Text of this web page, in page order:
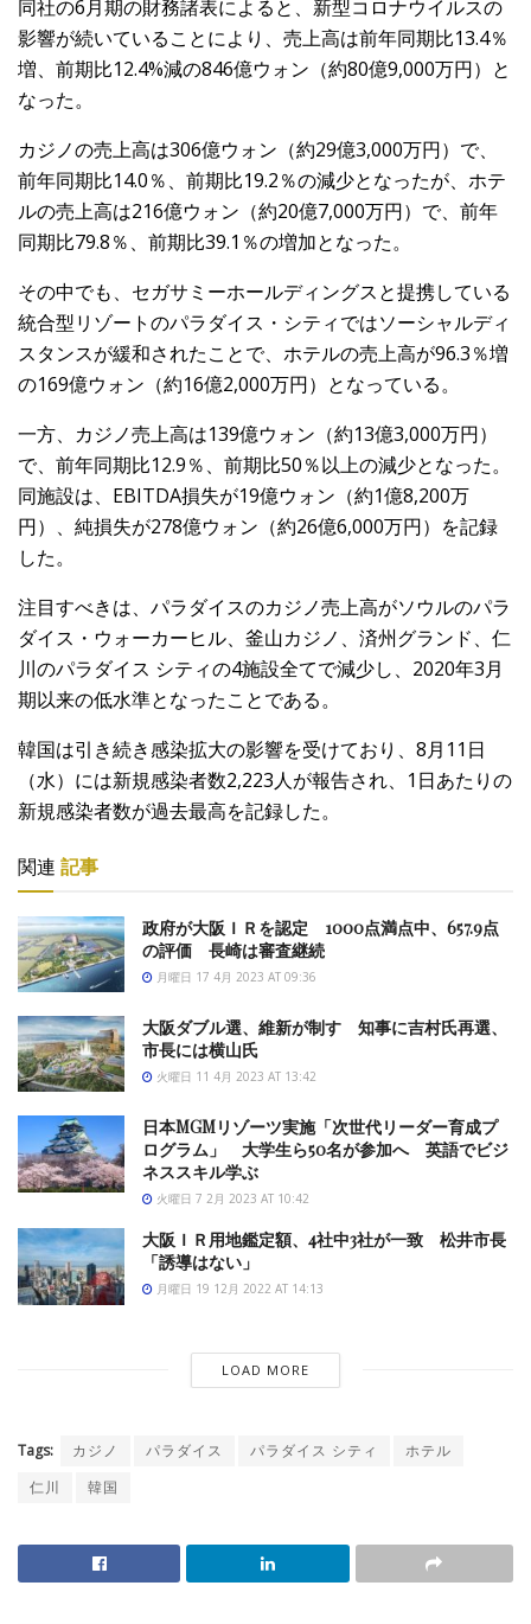
同社の6月期の財務諸表によると、新型コロナウイルスの
影響が続いていることにより、売上高は前年同期比13.4％
増、前期比12.4%減の846億ウォン（約80億9,000万円）と
なった。
カジノの売上高は306億ウォン（約29億3,000万円）で、
前年同期比14.0％、前期比19.2％の減少となったが、ホテ
ルの売上高は216億ウォン（約20億7,000万円）で、前年
同期比79.8％、前期比39.1％の増加となった。
その中でも、セガサミーホールディングスと提携している
統合型リゾートのパラダイス・シティではソーシャルディ
スタンスが緩和されたことで、ホテルの売上高が96.3％増
の169億ウォン（約16億2,000万円）となっている。
一方、カジノ売上高は139億ウォン（約13億3,000万円）
で、前年同期比12.9％、前期比50％以上の減少となった。
同施設は、EBITDA損失が19億ウォン（約1億8,200万
円）、純損失が278億ウォン（約26億6,000万円）を記録
した。
注目すべきは、パラダイスのカジノ売上高がソウルのパラ
ダイス・ウォーカーヒル、釜山カジノ、済州グランド、仁
川のパラダイス シティの4施設全てで減少し、2020年3月
期以来の低水準となったことである。
韓国は引き続き感染拡大の影響を受けており、8月11日
（水）には新規感染者数2,223人が報告され、1日あたりの
新規感染者数が過去最高を記録した。
関連 記事
政府が大阪ＩＲを認定 1000点満点中、657.9点
の評価 長崎は審査継続
月曜日 17 4月 2023 AT 09:36
大阪ダブル選、維新が制す 知事に吉村氏再選、
市長には横山氏
火曜日 11 4月 2023 AT 13:42
日本MGMリゾーツ実施「次世代リーダー育成プ
ログラム」 大学生ら50名が参加へ 英語でビジ
ネススキル学ぶ
火曜日 7 2月 2023 AT 10:42
大阪ＩＲ用地鑑定額、4社中3社が一致 松井市長
「誘導はない」
月曜日 19 12月 2022 AT 14:13
LOAD MORE
Tags: カジノ パラダイス パラダイス シティ
ホテル
仁川
韓国